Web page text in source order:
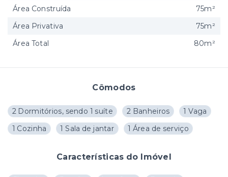
Cômodos
2 Dormitórios, sendo 1 suíte 2 Banheiros
1 Vaga
1 Cozinha
1 Sala de jantar 1 Área de serviço
Características do Imóvel
Área Construída
75m²
Área Privativa
75m²
Área Total
80m²